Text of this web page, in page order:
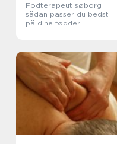
Fodterapeut søborg
sådan passer du bedst
på dine fødder